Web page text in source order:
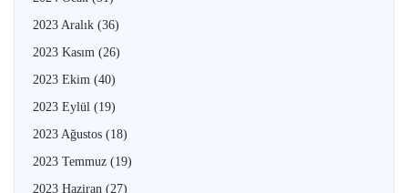
2023 Aralık (36)
2023 Kasım (26)
2023 Ekim (40)
2023 Eylül (19)
2023 Ağustos (18)
2023 Temmuz (19)
2023 Haziran (27)